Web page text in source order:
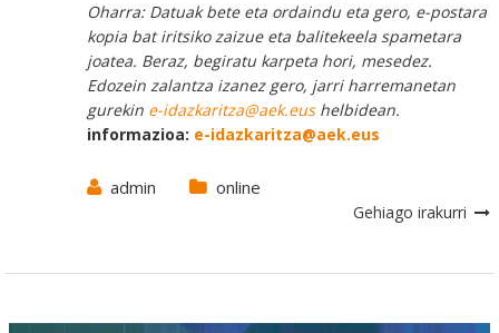
Oharra: Datuak bete eta ordaindu eta gero, e-postara
kopia bat iritsiko zaizue eta balitekeela spametara
joatea. Beraz, begiratu karpeta hori, mesedez.
Edozein zalantza izanez gero, jarri harremanetan
gurekin e-idazkaritza@aek.eushelbidean.
informazioa: e-idazkaritza@aek.eus
admin online
Gehiago irakurri